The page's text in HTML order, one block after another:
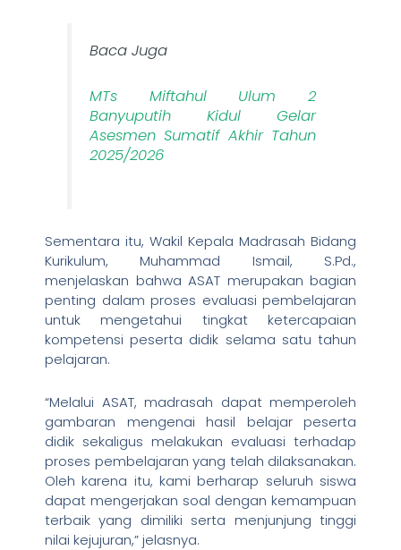
Baca Juga
MTs Miftahul Ulum 2
Banyuputih Kidul Gelar
Asesmen Sumatif Akhir Tahun
2025/2026
Sementara itu, Wakil Kepala Madrasah Bidang
Kurikulum, Muhammad Ismail, S.Pd.,
menjelaskan bahwa ASAT merupakan bagian
penting dalam proses evaluasi pembelajaran
untuk mengetahui tingkat ketercapaian
kompetensi peserta didik selama satu tahun
pelajaran.
“Melalui ASAT, madrasah dapat memperoleh
gambaran mengenai hasil belajar peserta
didik sekaligus melakukan evaluasi terhadap
proses pembelajaran yang telah dilaksanakan.
Oleh karena itu, kami berharap seluruh siswa
dapat mengerjakan soal dengan kemampuan
terbaik yang dimiliki serta menjunjung tinggi
nilai kejujuran,” jelasnya.